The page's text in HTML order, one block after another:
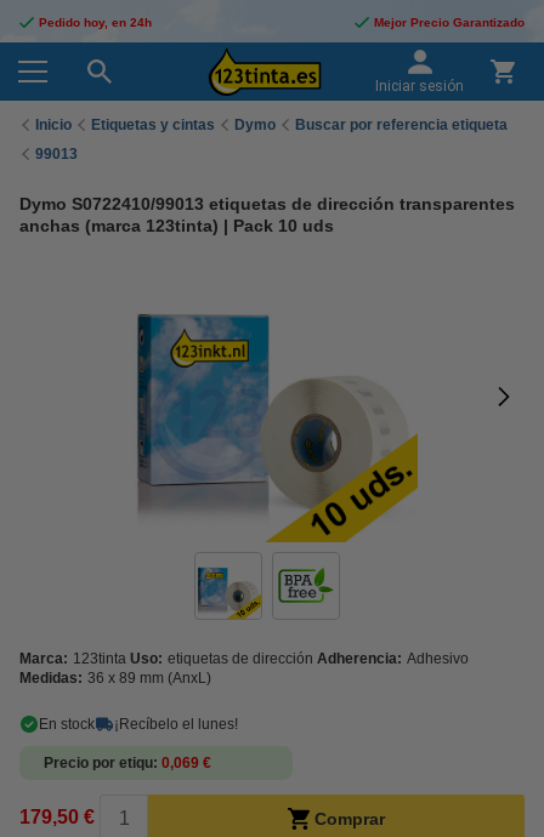
Pedido hoy, en 24h Mejor Precio Garantizado
Iniciar sesión
Inicio Etiquetas y cintas Dymo
Buscar por referencia etiqueta
99013
Dymo S0722410/99013 etiquetas de dirección transparentes
anchas (marca 123tinta) | Pack 10 uds
Marca: 123tinta Uso: etiquetas de dirección Adherencia: Adhesivo
Medidas: 36 x 89 mm (AnxL)
En stock ¡Recíbelo el lunes!
Precio por etiqu 0,069 €
179,50 € Comprar